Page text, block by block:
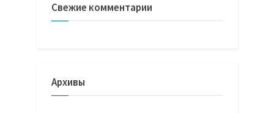
Свежие комментарии
Архивы